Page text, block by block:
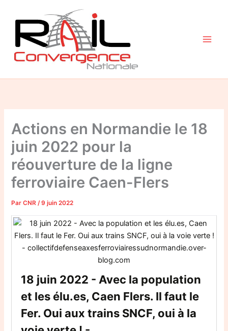
contenu
Actions en Normandie le 18
juin 2022 pour la
réouverture de la ligne
ferroviaire Caen-Flers
ParCNR/9 juin 2022
18 juin 2022 - Avec la population
et les élu.es, Caen Flers. Il faut le
Fer. Oui aux trains SNCF, oui à la